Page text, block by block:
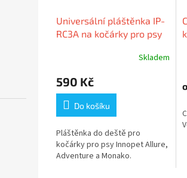
Universální pláštěnka IP-
RC3A na kočárky pro psy
Skladem
590 Kč
Do košíku
Pláštěnka do deště pro
kočárky pro psy Innopet Allure,
Adventure a Monako.